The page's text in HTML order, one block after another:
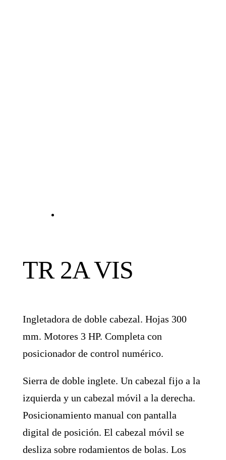
TR 2A VIS
Ingletadora de doble cabezal. Hojas 300
mm. Motores 3 HP. Completa con
posicionador de control numérico.
Sierra de doble inglete. Un cabezal fijo a la
izquierda y un cabezal móvil a la derecha.
Posicionamiento manual con pantalla
digital de posición. El cabezal móvil se
desliza sobre rodamientos de bolas. Los